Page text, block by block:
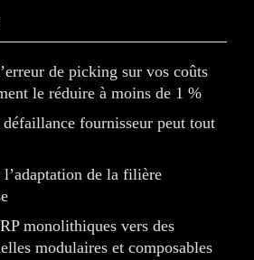
de picking sur vos coûts
le réduire à moins de 1 %
fournisseur peut tout
de la filière
monolithiques vers des
modulaires et composables